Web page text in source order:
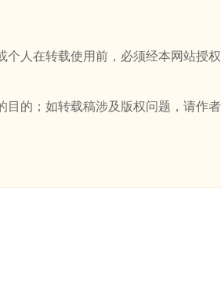
人在转载使用前，必须经本网站授
的；如转载稿涉及版权问题，请作